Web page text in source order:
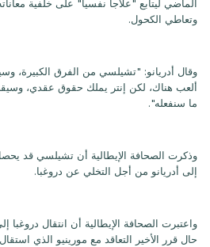
الماضي ليتابع "علاجا نفسيا" على خلفية
وتعاطي الكحول.
وقال أدريانو: "تشيلسي من الفرق الكبيرة،
ألعب هناك، لكن إنتر يملك حقوق عقدي،
ما سنفعله".
إلى أدريانو من أجل التخلي عن دروغبا.
واعتبرت الصحافة الإيطالية أن انتقال دروغبا
حال قرر الأخير التعاقد مع مورينيو الذي